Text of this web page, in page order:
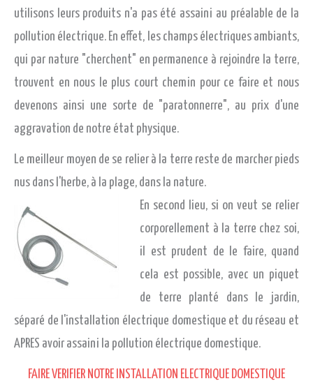
utilisons leurs produits n'a pas été assaini au préalable de la
pollution électrique. En effet, les champs électriques ambiants,
qui par nature "cherchent" en permanence à rejoindre la terre,
trouvent en nous le plus court chemin pour ce faire et nous
devenons ainsi une sorte de "paratonnerre", au prix d'une
aggravation de notre état physique.
Le meilleur moyen de se relier à la terre reste de marcher pieds
nus dans l'herbe, à la plage, dans la nature.
En second lieu, si on veut se relier
corporellement à la terre chez soi,
il est prudent de le faire, quand
cela est possible, avec un piquet
de terre planté dans le jardin,
séparé de l'installation électrique domestique et du réseau et
APRES avoir assaini la pollution électrique domestique.
FAIRE VERIFIER NOTRE INSTALLATION ELECTRIQUE DOMESTIQUE